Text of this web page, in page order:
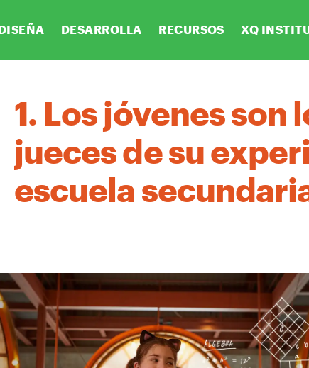
DISEÑA DESARROLLA RECURSOS XQ
1. Los jóvenes son
jueces de su
escuela